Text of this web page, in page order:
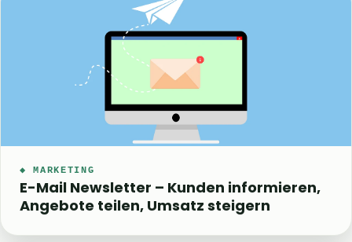
◆ MARKETING
E-Mail Newsletter – Kunden informieren,
Angebote teilen, Umsatz steigern